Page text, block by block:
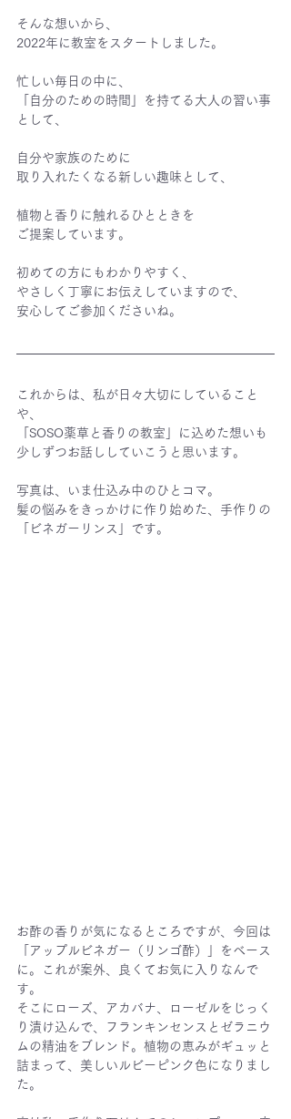
そんな想いから、
2022年に教室をスタートしました。
忙しい毎日の中に、
「自分のための時間」を持てる大人の習い事
として、
自分や家族のために
取り入れたくなる新しい趣味として、
植物と香りに触れるひとときを
ご提案しています。
初めての方にもわかりやすく、
やさしく丁寧にお伝えしていますので、
安心してご参加くださいね。
これからは、私が日々大切にしていること
や、
「SOSO薬草と香りの教室」に込めた想いも
少しずつお話ししていこうと思います。
写真は、いま仕込み中のひとコマ。
髪の悩みをきっかけに作り始めた、手作りの
「ビネガーリンス」です。
お酢の香りが気になるところですが、今回は
「アップルビネガー（リンゴ酢）」をベース
に。これが案外、良くてお気に入りなんで
す。
そこにローズ、アカバナ、ローゼルをじっく
り漬け込んで、フランキンセンスとゼラニウ
ムの精油をブレンド。植物の恵みがギュッと
詰まって、美しいルビーピンク色になりまし
た。